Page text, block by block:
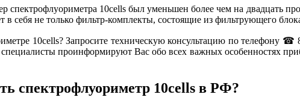
спектрофлуориметра 10cells был уменьшен более чем на двадцать
в себя не только фильтр-комплекты, состоящие из фильтрующего
10cells? Запросите техническую консультацию по телефону
проинформируют Вас обо всех важных особенностях
спектрофлуориметр 10cells в РФ?